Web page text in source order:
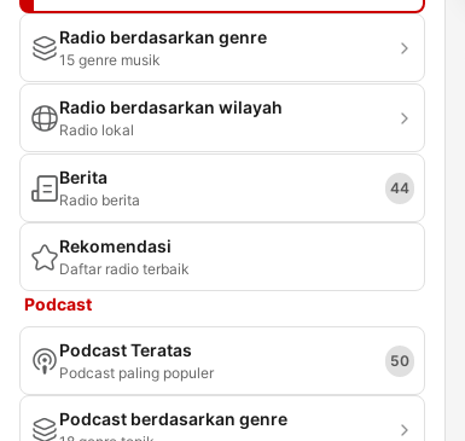
Radio berdasarkan genre
15 genre musik
Radio berdasarkan wilayah
Radio lokal
Berita
Radio berita
44
Rekomendasi
Daftar radio terbaik
Podcast
Podcast Teratas
Podcast paling populer
50
Podcast berdasarkan genre